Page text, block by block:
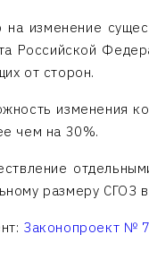
на изменение
Российской
от сторон.
изменения
чем на 30%.
размеру СГОЗ
Законопроект №